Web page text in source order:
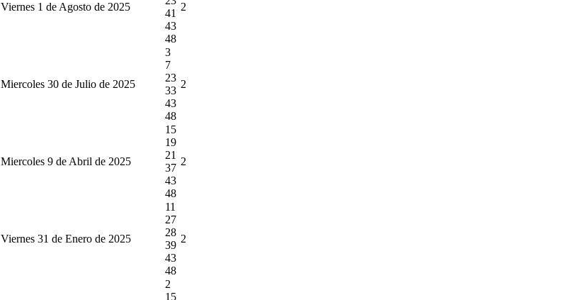
Viernes 1 de Agosto de 2025
41
43
48
2
Miercoles 30 de Julio de 2025
3
7
23
33
43
48
2
Miercoles 9 de Abril de 2025
15
19
21
37
43
48
2
Viernes 31 de Enero de 2025
11
27
28
39
43
48
2
2
15